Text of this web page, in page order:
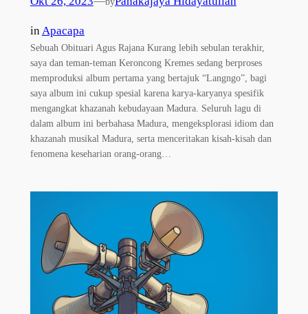
inApacapa
Sebuah Obituari Agus Rajana Kurang lebih sebulan terakhir,
saya dan teman-teman Keroncong Kremes sedang berproses
memproduksi album pertama yang bertajuk “Langngo”, bagi
saya album ini cukup spesial karena karya-karyanya spesifik
mengangkat khazanah kebudayaan Madura. Seluruh lagu di
dalam album ini berbahasa Madura, mengeksplorasi idiom dan
khazanah musikal Madura, serta menceritakan kisah-kisah dan
fenomena keseharian orang-orang…